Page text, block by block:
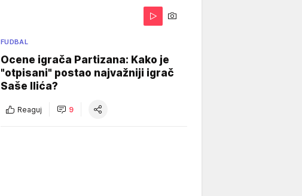
FUDBAL
Ocene igrača Partizana: Kako je
"otpisani" postao najvažniji igrač
Saše Ilića?
Reaguj 9